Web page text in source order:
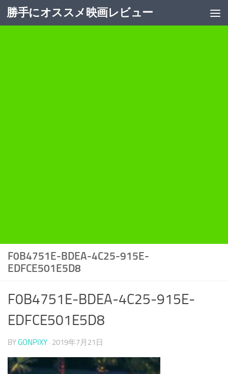
コンテンツへスキップ
勝手にオススメ映画レビュー
F0B4751E-BDEA-4C25-915E-
EDFCE501E5D8
F0B4751E-BDEA-4C25-915E-
EDFCE501E5D8
BYGONPIXY · 2019年7月21日